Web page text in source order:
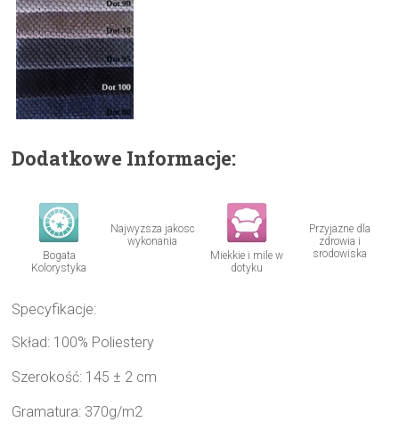
Dodatkowe Informacje:
Bogata
Kolorystyka
Najwyzsza jakosc
wykonania
Miekkie i mile w
dotyku
Przyjazne dla
zdrowia i
srodowiska
Specyfikacje:
Skład: 100% Poliestery
Szerokość: 145 ± 2 cm
Gramatura: 370g/m2